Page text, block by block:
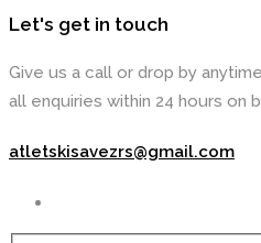
Let's get in touch
Give us a call or drop by
all enquiries within 24 hours on
atletskisavezrs@gmail.com